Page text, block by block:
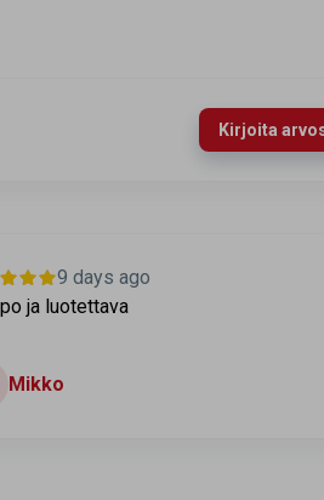
Kirjoita
13 days ago
löytyi, hinta ok
Espoo